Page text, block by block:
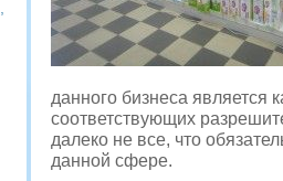
данного бизнеса является
соответствующих
далеко не все, что
данной сфере.